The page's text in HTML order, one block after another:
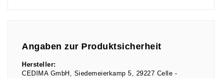
Angaben zur Produktsicherheit
Hersteller:
CEDIMA GmbH
Siedemeierkamp 5 29227 Celle